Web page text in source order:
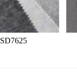
SD7625